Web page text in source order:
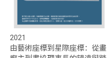
2021
由藝術座標到星際座標：從畫